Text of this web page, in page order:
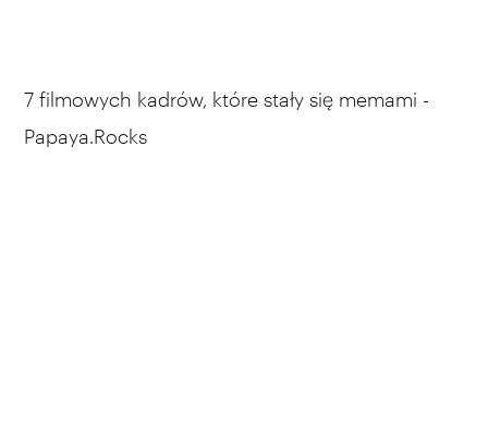
7 filmowych kadrów, które stały się memami -
Papaya.Rocks